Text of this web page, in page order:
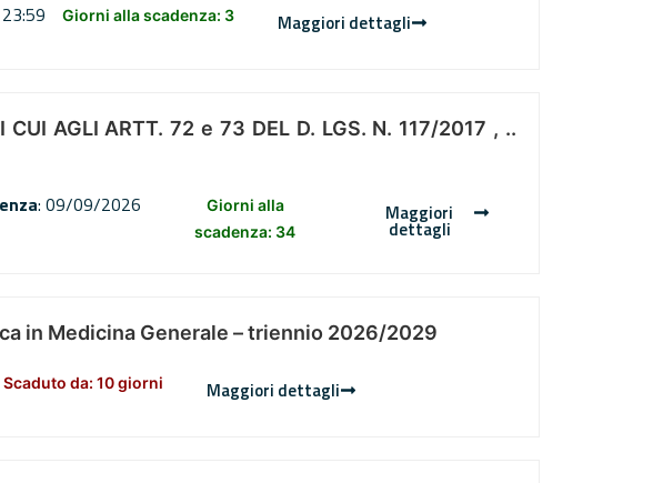
Giorni alla scadenza: 3 Maggiori dettagli
CUI AGLI ARTT. 72 e 73 DEL D. LGS. N. 117/2017 , ..
: 09/09/2026
Giorni alla
scadenza: 34
Maggiori
dettagli
in Medicina Generale – triennio 2026/2029
Scaduto da: 10 giorni Maggiori dettagli